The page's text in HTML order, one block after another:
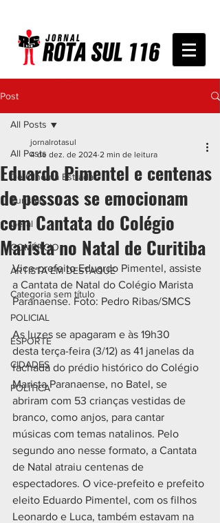
Post
All Posts
De Olho na Estrada
Turismo
Geral
COMÉRCIO
ARTISTA EM DESTAQUE
Categoria sem título
POLICIAL
ESPORTE
CIDADES
POLÍTICA
All Posts
Eduardo Pimentel e centenas
de pessoas se emocionam
com Cantata do Colégio
Marista no Natal de Curitiba
jornalrotasul
4 de dez. de 2024 2 min de leitura
Vice-prefeito Eduardo Pimentel, assiste
a Cantata de Natal do Colégio Marista
Paranaense. Foto: Pedro Ribas/SMCS
As luzes se apagaram e às 19h30
desta terça-feira (3/12) as 41 janelas da
fachada do prédio histórico do Colégio
Marista Paranaense, no Batel, se
abriram com 53 crianças vestidas de
branco, como anjos, para cantar
músicas com temas natalinos. Pelo
segundo ano nesse formato, a Cantata
de Natal atraiu centenas de
espectadores. O vice-prefeito e prefeito
eleito Eduardo Pimentel, com os filhos
Leonardo e Luca, também estavam na